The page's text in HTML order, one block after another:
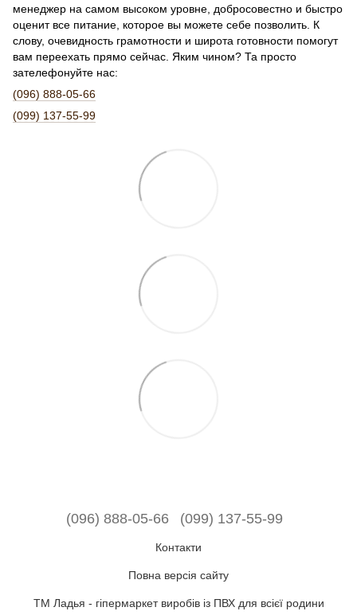
менеджер на самом высоком уровне, добросовестно и быстро
оценит все питание, которое вы можете себе позволить. К
слову, очевидность грамотности и широта готовности помогут
вам переехать прямо сейчас. Яким чином? Та просто
зателефонуйте нас:
(096) 888-05-66
(099) 137-55-99
(096) 888-05-66 (099) 137-55-99
Контакти
Повна версія сайту
ТМ Ладья - гіпермаркет виробів із ПВХ для всієї родини